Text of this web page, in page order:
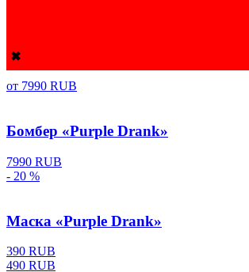
✖
Утепленный бомбер «Purple Drank»
от 7990 RUB
Бомбер «Purple Drank»
7990 RUB
- 20 %
Маска «Purple Drank»
390 RUB
490 RUB